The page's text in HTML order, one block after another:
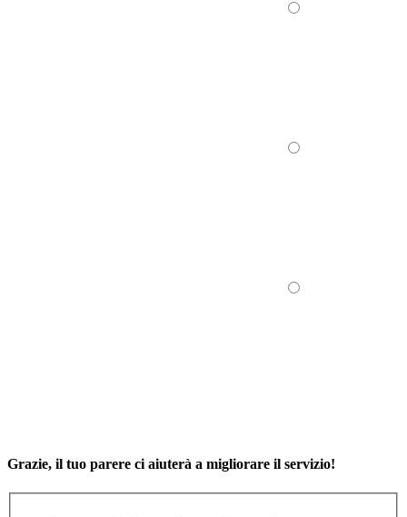
Grazie, il tuo parere ci aiuterà a migliorare il servizio!